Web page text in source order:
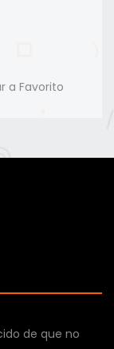
a Favorito
de que no